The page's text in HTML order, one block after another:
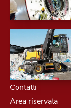
Contatti
Area riservata